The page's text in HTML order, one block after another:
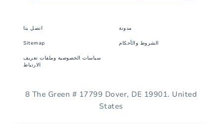
اتصل بنا مدونة
Sitemap الشروط والأحكام
سياسات الخصوصية وملفات تعريف
الارتباط
8 The Green # 17799 Dover, DE 19901. United
States